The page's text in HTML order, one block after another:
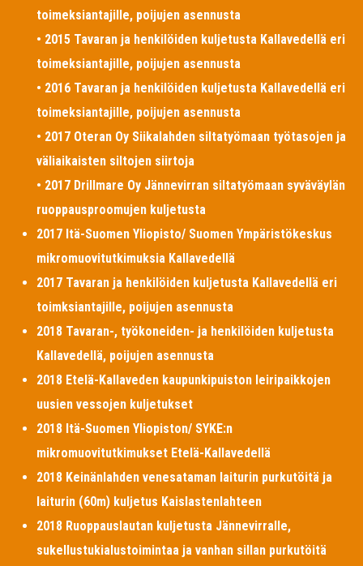
toimeksiantajille, poijujen asennusta
• 2015 Tavaran ja henkilöiden kuljetusta Kallavedellä eri
toimeksiantajille, poijujen asennusta
• 2016 Tavaran ja henkilöiden kuljetusta Kallavedellä eri
toimeksiantajille, poijujen asennusta
• 2017 Oteran Oy Siikalahden siltatyömaan työtasojen ja
väliaikaisten siltojen siirtoja
• 2017 Drillmare Oy Jännevirran siltatyömaan syväväylän
ruoppausproomujen kuljetusta
2017 Itä-Suomen Yliopisto/ Suomen Ympäristökeskus
mikromuovitutkimuksia Kallavedellä
2017 Tavaran ja henkilöiden kuljetusta Kallavedellä eri
toimksiantajille, poijujen asennusta
2018 Tavaran-, työkoneiden- ja henkilöiden kuljetusta
Kallavedellä, poijujen asennusta
2018 Etelä-Kallaveden kaupunkipuiston leiripaikkojen
uusien vessojen kuljetukset
2018 Itä-Suomen Yliopiston/ SYKE:n
mikromuovitutkimukset Etelä-Kallavedellä
2018 Keinänlahden venesataman laiturin purkutöitä ja
laiturin (60m) kuljetus Kaislastenlahteen
2018 Ruoppauslautan kuljetusta Jännevirralle,
sukellustukialustoimintaa ja vanhan sillan purkutöitä